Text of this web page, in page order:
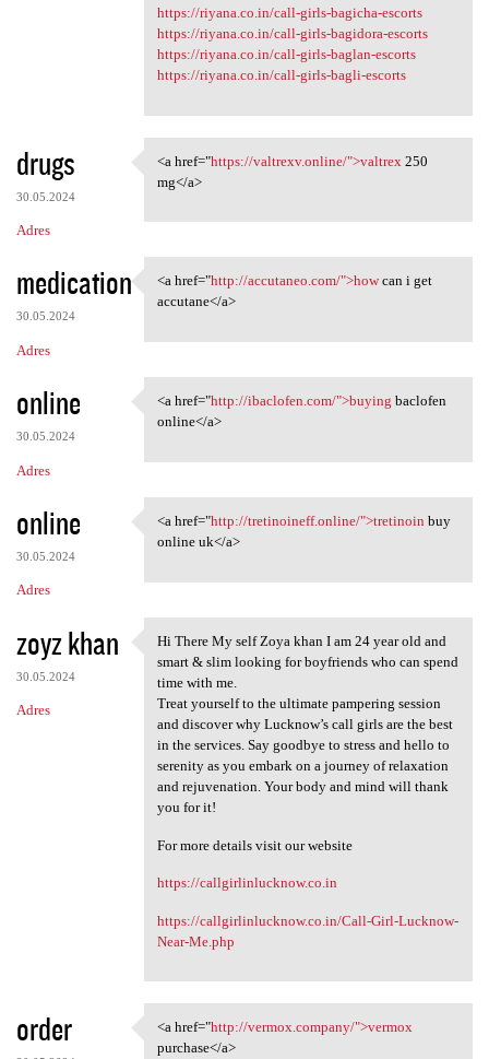
https://riyana.co.in/call-girls-bagicha-escorts
https://riyana.co.in/call-girls-bagidora-escorts
https://riyana.co.in/call-girls-baglan-escorts
https://riyana.co.in/call-girls-bagli-escorts
drugs
30.05.2024
Adres
<a href="https://valtrexv
<a href="https://valtrexv.online/">valtrex 250
mg</a>
medication
30.05.2024
Adres
<a href="http://accutaneo.com
<a href="http://accutaneo.com/">howcan i get
accutane</a>
online
30.05.2024
Adres
<a href="http://ibaclofen.com
<a href="http://ibaclofen.com/">buying baclofen
online</a>
online
30.05.2024
Adres
<a href="http://tretinoineff
<a href="http://tretinoineff.online/">tretinoin buy
online uk</a>
zoyz khan
30.05.2024
Adres
Hi There My self Zoya khan I
Hi There My self Zoya khan I am 24 year old and
smart & slim looking for boyfriends who can spend
time with me.
Treat yourself to the ultimate pampering session
and discover why Lucknow’s call girls are the best
in the services. Say goodbye to stress and hello to
serenity as you embark on a journey of relaxation
and rejuvenation. Your body and mind will thank
you for it!
For more details visit our website
https://callgirlinlucknow.co.in
https://callgirlinlucknow.co.in/Call-Girl-Lucknow-
Near-Me.php
order <a href="http://vermox
<a href="http://vermox.company/">vermox
purchase</a>